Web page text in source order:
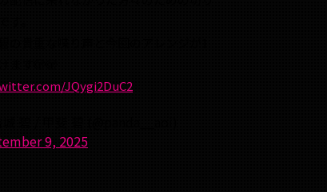
JQygi2DuC2
9, 2025